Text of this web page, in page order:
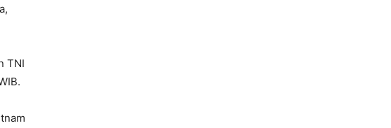
TNI